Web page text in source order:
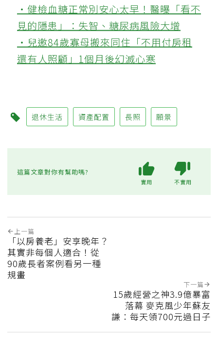
‧健檢血糖正常別安心太早！醫曝「看不
見的隱患」：失智、糖尿病風險大增
‧兒邀84歲寡母搬來同住「不用付房租
還有人照顧」1個月後幻滅心寒
退休生活 資產配置 長照 願景
這篇文章對你有幫助嗎?
實用 不實用
上一篇
「以房養老」安享晚年？
其實非每個人適合！從
90歲長者案例看另一種
規畫
下一篇
15歲經營之神3.9億暴富
落幕 麥克風少年蘇友
謙：每天領700元過日子